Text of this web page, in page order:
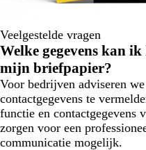
Veelgestelde vragen
Welke gegevens kan
mijn briefpapier?
Voor bedrijven adviseren
contactgegevens te
functie en contactgegevens
zorgen voor een
communicatie mogelijk.